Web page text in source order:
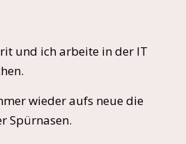
und ich arbeite in der IT
wieder aufs neue die
Spürnasen.